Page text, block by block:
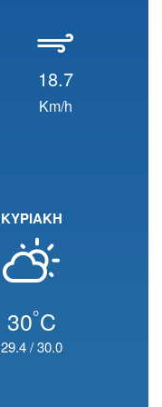
18.7
Km/h
ΚΥΡΙΑΚΗ
30°C
29.4/30.0